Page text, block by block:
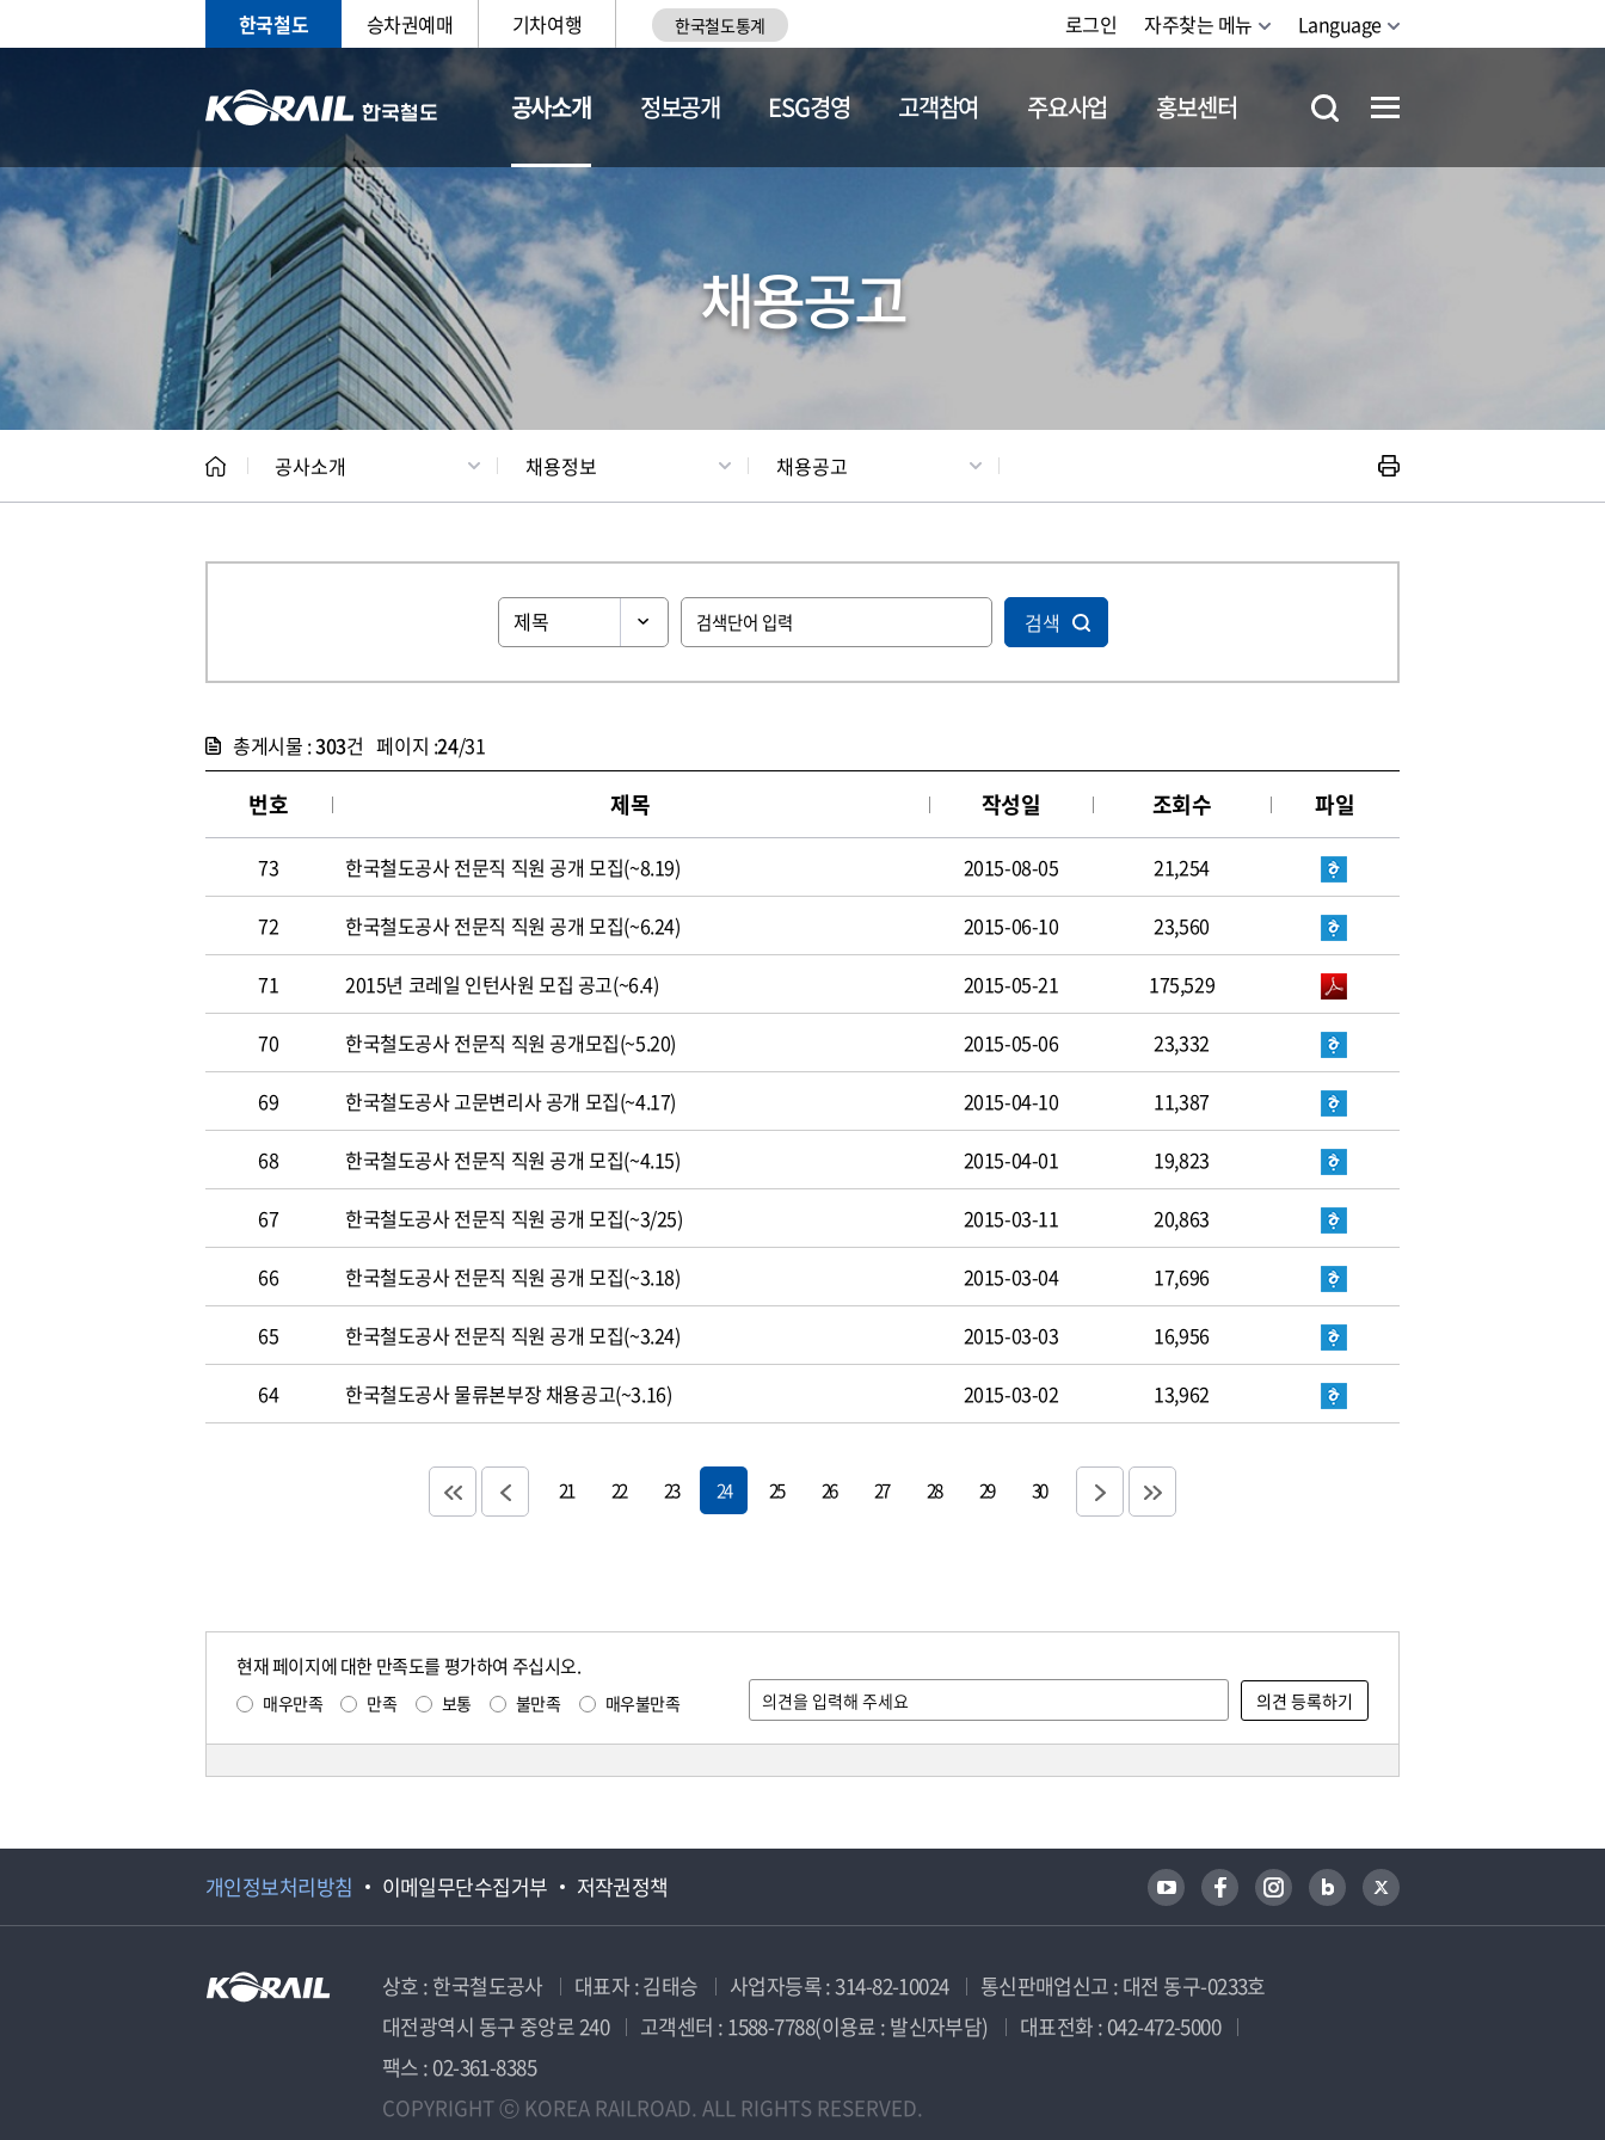
한국철도 승차권예매 기차여행 한국철도통계 로그인 자주찾는 메뉴 Language
공사소개
CEO 일반현황 채용정보
정보공개 ESG경영 고객참여 주요사업 홍보센터
채용공고
공사소개 채용정보 채용공고
검색
총게시물 :303건 페이지 :24/31
번호 제목 작성일 조회수 파일
73 한국철도공사 전문직 직원 공개 모집(~8.19) 2015-08-05 21,254
72 한국철도공사 전문직 직원 공개 모집(~6.24) 2015-06-10 23,560
71 2015년 코레일 인턴사원 모집 공고(~6.4) 2015-05-21 175,529
70 한국철도공사 전문직 직원 공개모집(~5.20) 2015-05-06 23,332
69 한국철도공사 고문변리사 공개 모집(~4.17) 2015-04-10 11,387
68 한국철도공사 전문직 직원 공개 모집(~4.15) 2015-04-01 19,823
67 한국철도공사 전문직 직원 공개 모집(~3/25) 2015-03-11 20,863
66 한국철도공사 전문직 직원 공개 모집(~3.18) 2015-03-04 17,696
65 한국철도공사 전문직 직원 공개 모집(~3.24) 2015-03-03 16,956
64 한국철도공사 물류본부장 채용공고(~3.16) 2015-03-02 13,962
21 22 23 24 25 26 27 28 29 30
현재 페이지에 대한 만족도를 평가하여 주십시오.
매우만족 만족 보통 불만족 매우불만족
개인정보처리방침 이메일무단수집거부 저작권정책
상호 : 한국철도공사 대표자 : 김태승 사업자등록 : 314-82-10024
통신판매업신고 : 대전 동구-0233호
대전광역시 동구 중앙로 240
고객센터 : 1588-7788(이용료 : 발신자부담)
대표전화 : 042-472-5000
팩스 : 02-361-8385
COPYRIGHT ⓒ KOREA RAILROAD. ALL RIGHTS RESERVED.